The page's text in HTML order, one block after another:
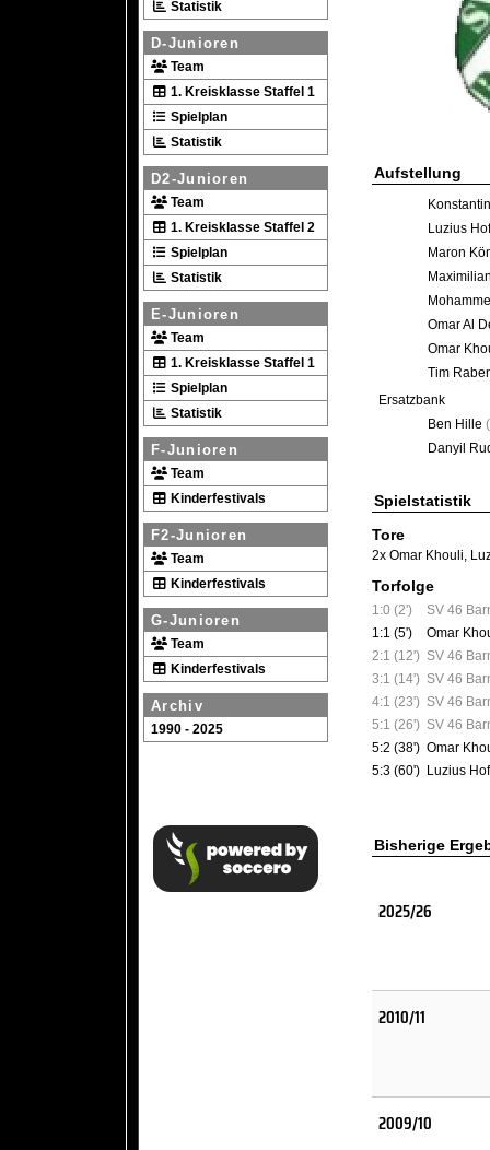
Statistik
D-Junioren
Team
1. Kreisklasse Staffel 1
Spielplan
Statistik
D2-Junioren
Team
1. Kreisklasse Staffel 2
Spielplan
Statistik
E-Junioren
Team
1. Kreisklasse Staffel 1
Spielplan
Statistik
F-Junioren
Team
Kinderfestivals
F2-Junioren
Team
Kinderfestivals
G-Junioren
Team
Kinderfestivals
Archiv
1990 - 2025
Aufstellung
Luzius
Maron
Omar Al
Omar
Tim
Ersatzbank
Ben Hille (
Danyil
Spielstatistik
Tore
2x Omar Khouli,
Torfolge
1:0 (2')
SV 46
1:1 (5')
Omar
2:1 (12') SV 46
3:1 (14') SV 46
4:1 (23') SV 46
5:1 (26') SV 46
5:2 (38') Omar
5:3 (60') Luzius
Bisherige
2025/26
2010/11
2009/10